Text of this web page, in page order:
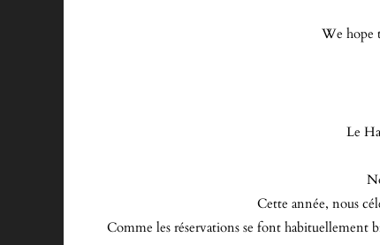
We hope
Le
Cette année, nous
Comme les réservations se font habituellement